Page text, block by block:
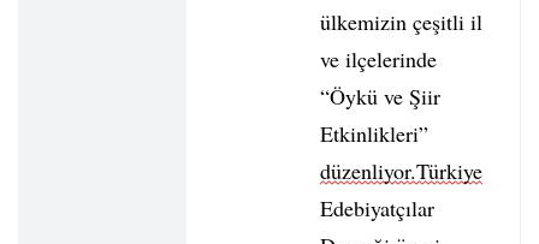
ülkemizin çeşitli il
ve ilçelerinde
“Öykü ve Şiir
Etkinlikleri”
düzenliyor.Türkiye
Edebiyatçılar